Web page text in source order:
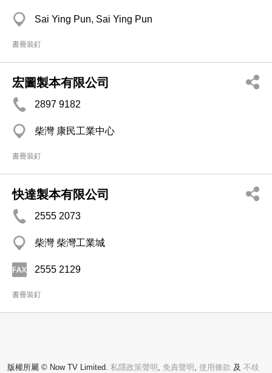
Sai Ying Pun, Sai Ying Pun
書冊裝釘
宏圖製本有限公司
2897 9182
柴灣 康民工業中心
書冊裝釘
快達製本有限公司
2555 2073
柴灣 柴灣工業城
2555 2129
書冊裝釘
版權所屬 © Now TV Limited. 私隱政策聲明 , 免責聲明 , 使用條款 及 不歧